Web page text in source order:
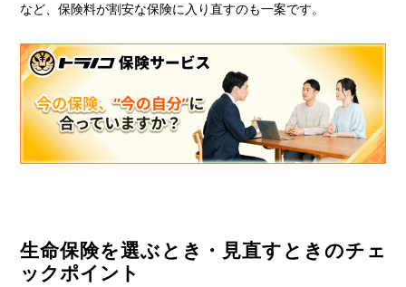
など、保険料が割安な保険に入り直すのも一案です。
生命保険を選ぶとき・見直すときのチェ
ックポイント